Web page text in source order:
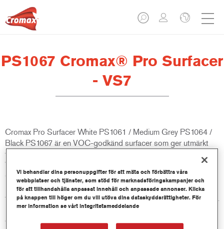
PS1067 Cromax® Pro Surfacer
- VS7
Cromax Pro Surfacer White PS1061 / Medium Grey PS1064 /
Black PS1067 är en VOC-godkänd surfacer som ger utmärkt
vidhäftning mellan underlag och topplack. Cromax Pro Surfacer
White PS1061 / Medium Grey PS1064 / Black PS1067 ingår i
Cromax Pro-systemet, är ekonomisk och lätt att applicera.
Produkten kan användas som slipbar eller non-sanding surfacer
för fläck- och dellackering samt hellackeringar på en mängd olika
underlag. Produkten ingår i ValueShade, som ger optimal
grundfärg för alla topplackfärger.
Vi behandlar dina personuppgifter för att mäta och förbättra våra
webbplatser och tjänster, som stöd för marknadsföringskampanjer och
för att tillhandahålla anpassat innehåll och anpassade annonser. Klicka
på knappen till höger om du vill utöva dina dataskyddsrättigheter. För
mer information se vårt integritetsmeddelande